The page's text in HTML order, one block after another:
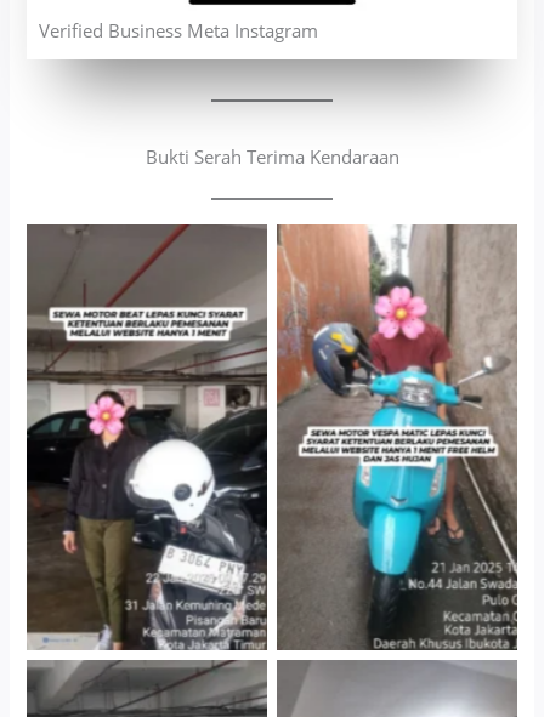
Verified Business Meta Instagram
Bukti Serah Terima Kendaraan
Cityplaza Jatinegara
Gedung Parkir P6A
Antar Jemput Kendaraan